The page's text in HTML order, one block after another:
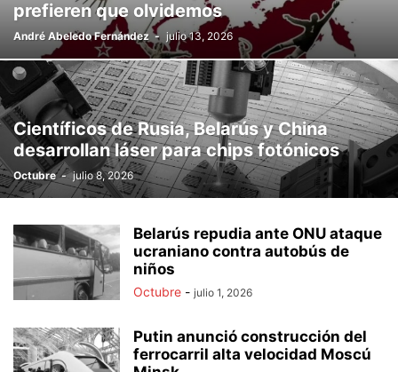
prefieren que olvidemos
André Abeledo Fernández - julio 13, 2026
Científicos de Rusia, Belarús y China
desarrollan láser para chips fotónicos
Octubre - julio 8, 2026
Belarús repudia ante ONU ataque
ucraniano contra autobús de
niños
Octubre - julio 1, 2026
Putin anunció construcción del
ferrocarril alta velocidad Moscú